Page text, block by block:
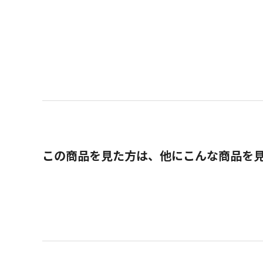
この商品を見た方は、他にこんな商品を